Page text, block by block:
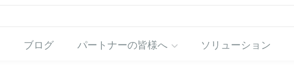
ブログ パートナーの皆様へ ソリューション